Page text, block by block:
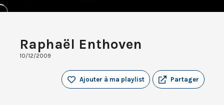
Raphaël Enthoven
10/12/2009
Partager
Ajouter à ma playlist